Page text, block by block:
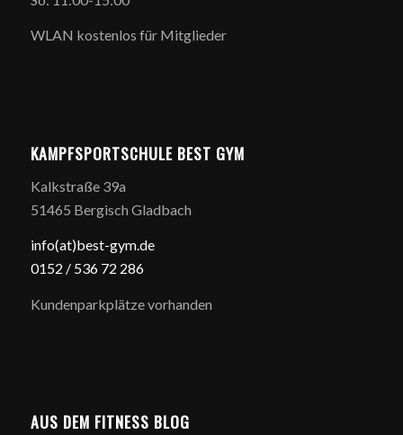
WLAN kostenlos für Mitglieder
KAMPFSPORTSCHULE BEST GYM
Kalkstraße 39a
51465 Bergisch Gladbach
info(at)best-gym.de
0152 / 536 72 286
Kundenparkplätze vorhanden
AUS DEM FITNESS BLOG